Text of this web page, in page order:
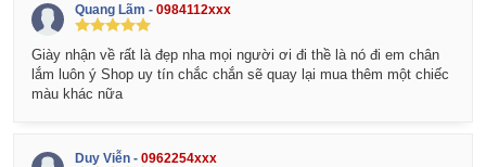
Quang Lãm - 0984112xxx
Giày nhận về rất là đẹp nha mọi người ơi đi thề là nó đi em chân
lắm luôn ý Shop uy tín chắc chắn sẽ quay lại mua thêm một chiếc
màu khác nữa
Duy Viễn - 0962254xxx